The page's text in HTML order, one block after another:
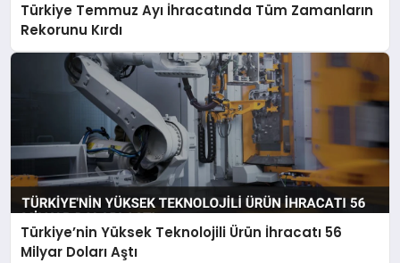
Türkiye Temmuz Ayı İhracatında Tüm Zamanların
Rekorunu Kırdı
Türkiye’nin Yüksek Teknolojili Ürün İhracatı 56
Milyar Doları Aştı